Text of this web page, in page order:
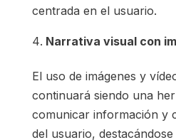
centrada en el usuario.
Narrativa visual con
El uso de imágenes y
continuará siendo una
comunicar información y
del usuario,